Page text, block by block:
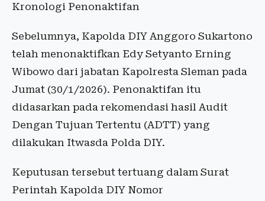
Kronologi Penonaktifan
Sebelumnya, Kapolda DIY Anggoro Sukartono
telah menonaktifkan Edy Setyanto Erning
Wibowo dari jabatan Kapolresta Sleman pada
Jumat (30/1/2026). Penonaktifan itu
didasarkan pada rekomendasi hasil Audit
Dengan Tujuan Tertentu (ADTT) yang
dilakukan Itwasda Polda DIY.
Keputusan tersebut tertuang dalam Surat
Perintah Kapolda DIY Nomor